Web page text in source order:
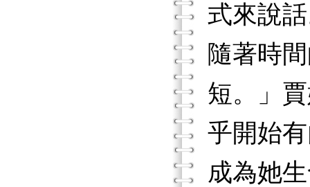
式來說
隨著時
短。」
乎開始
成為她